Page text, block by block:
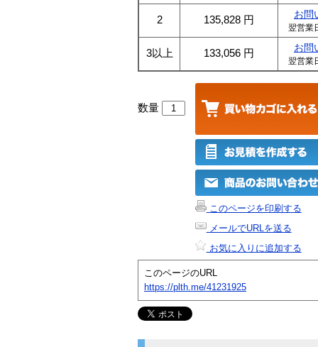
2 135,828 円 お問
翌営業
3以上 133,056 円 お問
翌営業
数量
このページを印刷する
メールでURLを送る
お気に入りに追加する
このページのURL
https://plth.me/41231925